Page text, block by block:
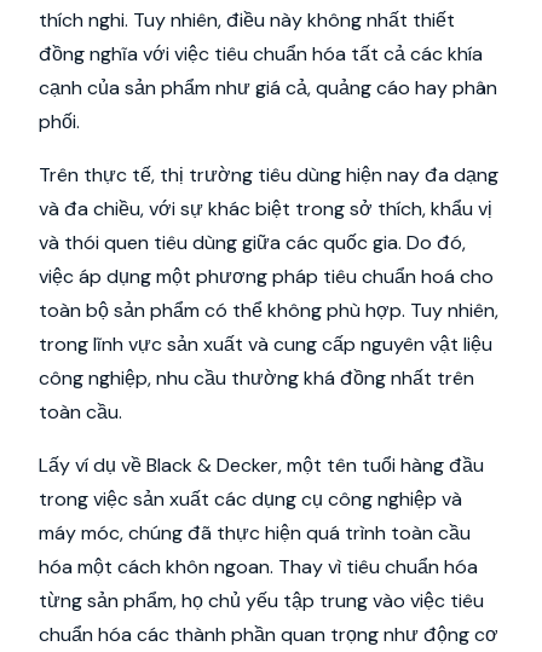
thích nghi. Tuy nhiên, điều này không nhất thiết
đồng nghĩa với việc tiêu chuẩn hóa tất cả các khía
cạnh của sản phẩm như giá cả, quảng cáo hay phân
phối.
Trên thực tế, thị trường tiêu dùng hiện nay đa dạng
và đa chiều, với sự khác biệt trong sở thích, khẩu vị
và thói quen tiêu dùng giữa các quốc gia. Do đó,
việc áp dụng một phương pháp tiêu chuẩn hoá cho
toàn bộ sản phẩm có thể không phù hợp. Tuy nhiên,
trong lĩnh vực sản xuất và cung cấp nguyên vật liệu
công nghiệp, nhu cầu thường khá đồng nhất trên
toàn cầu.
Lấy ví dụ về Black & Decker, một tên tuổi hàng đầu
trong việc sản xuất các dụng cụ công nghiệp và
máy móc, chúng đã thực hiện quá trình toàn cầu
hóa một cách khôn ngoan. Thay vì tiêu chuẩn hóa
từng sản phẩm, họ chủ yếu tập trung vào việc tiêu
chuẩn hóa các thành phần quan trọng như động cơ